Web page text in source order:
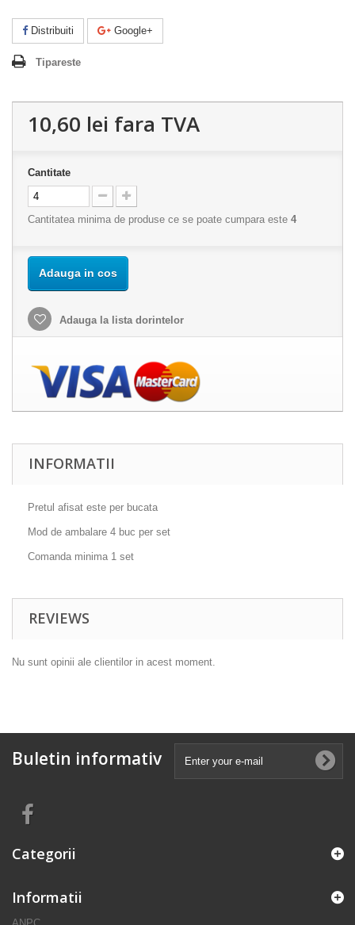
Distribuiti Google+
Tipareste
10,60 lei fara TVA
Cantitate
Cantitatea minima de produse ce se poate cumpara este 4
Adauga in cos
Adauga la lista dorintelor
INFORMATII
Pretul afisat este per bucata
Mod de ambalare 4 buc per set
Comanda minima 1 set
REVIEWS
Nu sunt opinii ale clientilor in acest moment.
Buletin informativ
Categorii
Informatii